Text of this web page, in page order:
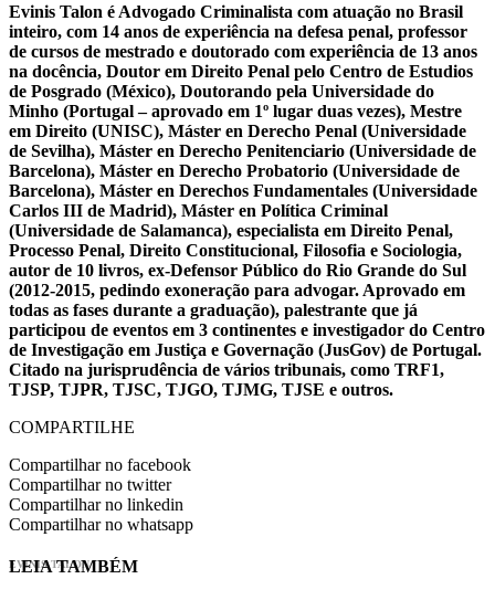
Evinis Talon é Advogado Criminalista com atuação no Brasil
inteiro, com 14 anos de experiência na defesa penal, professor
de cursos de mestrado e doutorado com experiência de 13 anos
na docência, Doutor em Direito Penal pelo Centro de Estudios
de Posgrado (México), Doutorando pela Universidade do
Minho (Portugal – aprovado em 1º lugar duas vezes), Mestre
em Direito (UNISC), Máster en Derecho Penal (Universidade
de Sevilha), Máster en Derecho Penitenciario (Universidade de
Barcelona), Máster en Derecho Probatorio (Universidade de
Barcelona), Máster en Derechos Fundamentales (Universidade
Carlos III de Madrid), Máster en Política Criminal
(Universidade de Salamanca), especialista em Direito Penal,
Processo Penal, Direito Constitucional, Filosofia e Sociologia,
autor de 10 livros, ex-Defensor Público do Rio Grande do Sul
(2012-2015, pedindo exoneração para advogar. Aprovado em
todas as fases durante a graduação), palestrante que já
participou de eventos em 3 continentes e investigador do Centro
de Investigação em Justiça e Governação (JusGov) de Portugal.
Citado na jurisprudência de vários tribunais, como TRF1,
TJSP, TJPR, TJSC, TJGO, TJMG, TJSE e outros.
COMPARTILHE
Compartilhar no facebook
Compartilhar no twitter
Compartilhar no linkedin
Compartilhar no whatsapp
EVINIS TALON
LEIA TAMBÉM